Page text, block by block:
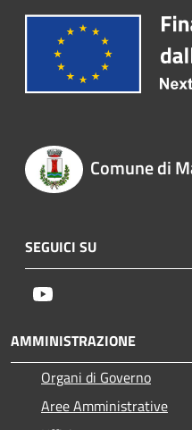
Comune di
SEGUICI SU
AMMINISTRAZIONE
Organi di Governo
Aree Amministrative